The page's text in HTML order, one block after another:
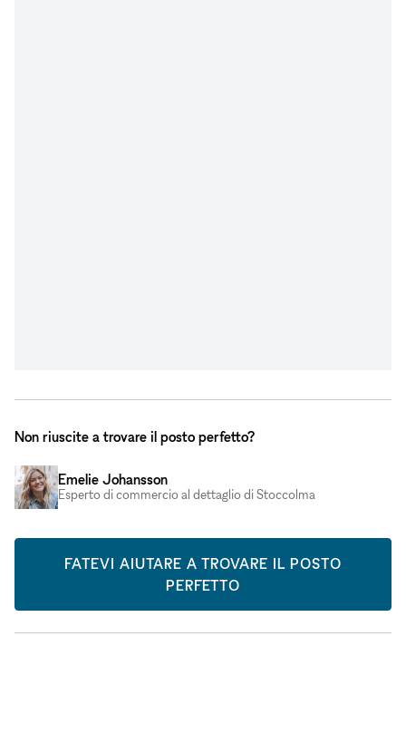
Non riuscite a trovare il posto perfetto?
Emelie Johansson
Esperto di commercio al dettaglio di Stoccolma
FATEVI AIUTARE A TROVARE IL POSTO
PERFETTO